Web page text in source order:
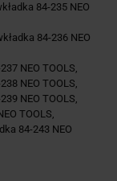
84-235 NEO
84-236 NEO
NEO TOOLS,
NEO TOOLS,
NEO TOOLS,
TOOLS,
84-243 NEO